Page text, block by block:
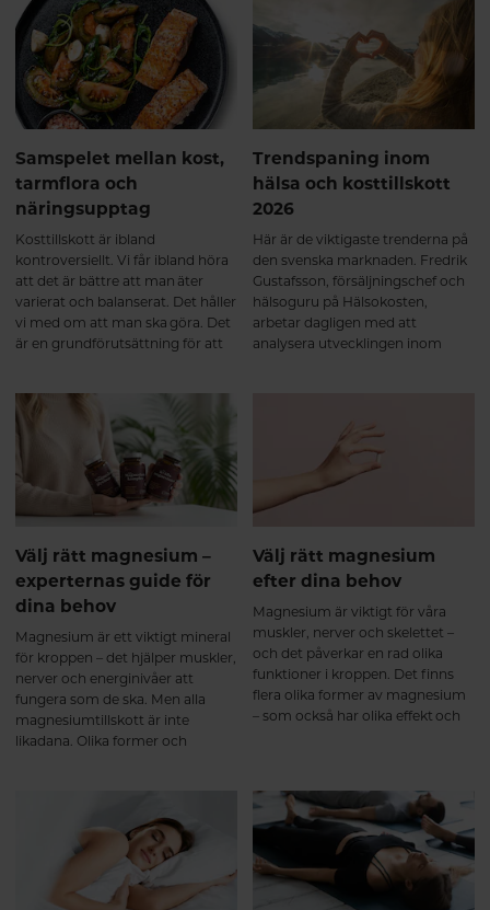
handlar därför inte om “perfekta
nivåer”, utan om samspel, rytm
och anpassning över tid.
Samspelet mellan kost,
tarmflora och
näringsupptag
Kosttillskott är ibland
kontroversiellt. Vi får ibland höra
att det är bättre att man äter
varierat och balanserat. Det håller
vi med om att man ska göra. Det
är en grundförutsättning för att
med så ska vi dela ett av de bästa
hälsohacken vi vet för att
optimalt tillgodogöra dig
näringen från den mat du äter.
Trendspaning inom
hälsa och kosttillskott
2026
Här är de viktigaste trenderna på
den svenska marknaden. Fredrik
Gustafsson, försäljningschef och
hälsoguru på Hälsokosten,
arbetar dagligen med att
analysera utvecklingen inom
sin trendspaning – sex tydliga
trender som formar
kosttillskottsmarknaden i Sverige
Välj rätt magnesium –
experternas guide för
dina behov
Magnesium är ett viktigt mineral
för kroppen – det hjälper muskler,
nerver och energinivåer att
fungera som de ska. Men alla
magnesiumtillskott är inte
likadana. Olika former och
igenom fyra populära alternativ
så du lättare kan välja rätt.
Välj rätt magnesium
efter dina behov
Magnesium är viktigt för våra
muskler, nerver och skelettet –
och det påverkar en rad olika
funktioner i kroppen. Det finns
flera olika former av magnesium
– som också har olika effekt och
produkt efter dina behov.